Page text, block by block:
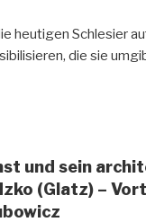
heutigen Schlesier
die sie
und sein
(Glatz) –